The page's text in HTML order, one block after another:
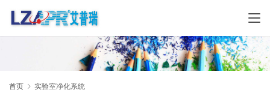
首页 实验室净化系统